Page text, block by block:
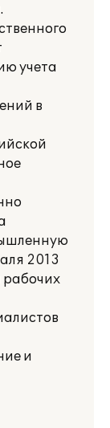
учета
в
2013
рабочих
и